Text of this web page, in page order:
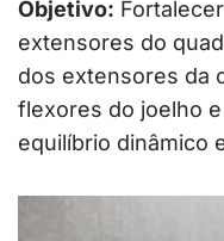
Objetivo:
extensores do
dos extensores da
flexores do joelho
equilíbrio dinâmico